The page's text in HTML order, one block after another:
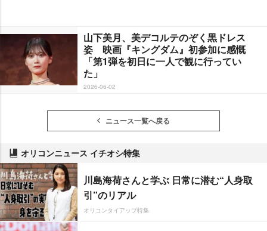
山下美月、美デコルテのぞく黒ドレス
姿 映画『キングダム』初参加に感慨
「第1弾を初日に一人で観に行ってい
た」
2026-06-02
ニュース一覧へ戻る
オリコンニュース イチオシ特集
川島海荷さんと学ぶ 日常に潜む“人身取
引”のリアル
オリコンタイアップ特集